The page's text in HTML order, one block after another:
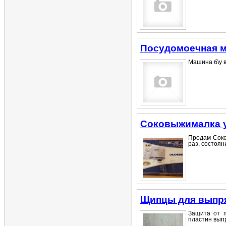
Посудомоечная
Машина б\у
Соковыжималка
Продам
раз,
Щипцы для
Защита от
пластин